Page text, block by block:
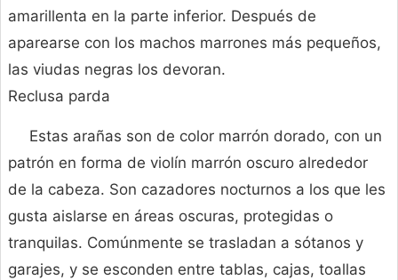
amarillenta en la parte inferior. Después de
aparearse con los machos marrones más pequeños,
las viudas negras los devoran.
Reclusa parda
Estas arañas son de color marrón dorado, con un
patrón en forma de violín marrón oscuro alrededor
de la cabeza. Son cazadores nocturnos a los que les
gusta aislarse en áreas oscuras, protegidas o
tranquilas. Comúnmente se trasladan a sótanos y
garajes, y se esconden entre tablas, cajas, toallas